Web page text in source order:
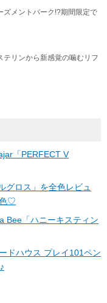
ズメントパーク!?期間限定で
テリンから新感覚の噛むリフ
「PERFECT V
グロス」を全色レビュ
色♡
Bee「ハニーキスティン
ドハウス プレイ101ペン